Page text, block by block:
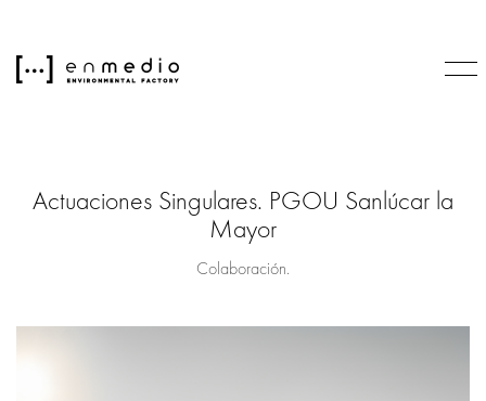
Actuaciones Singulares. PGOU Sanlúcar la
Mayor
Colaboración.